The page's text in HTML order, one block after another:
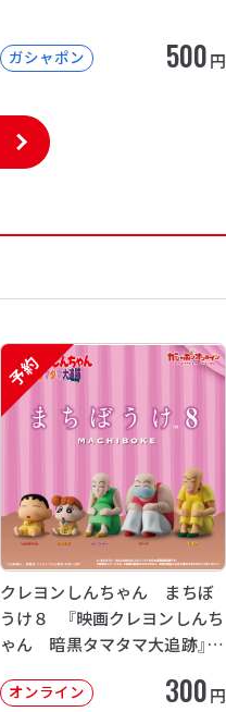
ガシャポン 500円
予約
クレヨンしんちゃん まちぼ
うけ８ 『映画クレヨンしんち
ゃん 暗黒タマタマ大追跡』
オンライン 300円